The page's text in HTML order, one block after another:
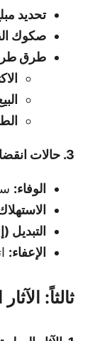
تحديد
صكوك
طرق
3. حالات انقضاء القرض:
الوفاء:
التبديل
الإعفاء:
ثالثاً: